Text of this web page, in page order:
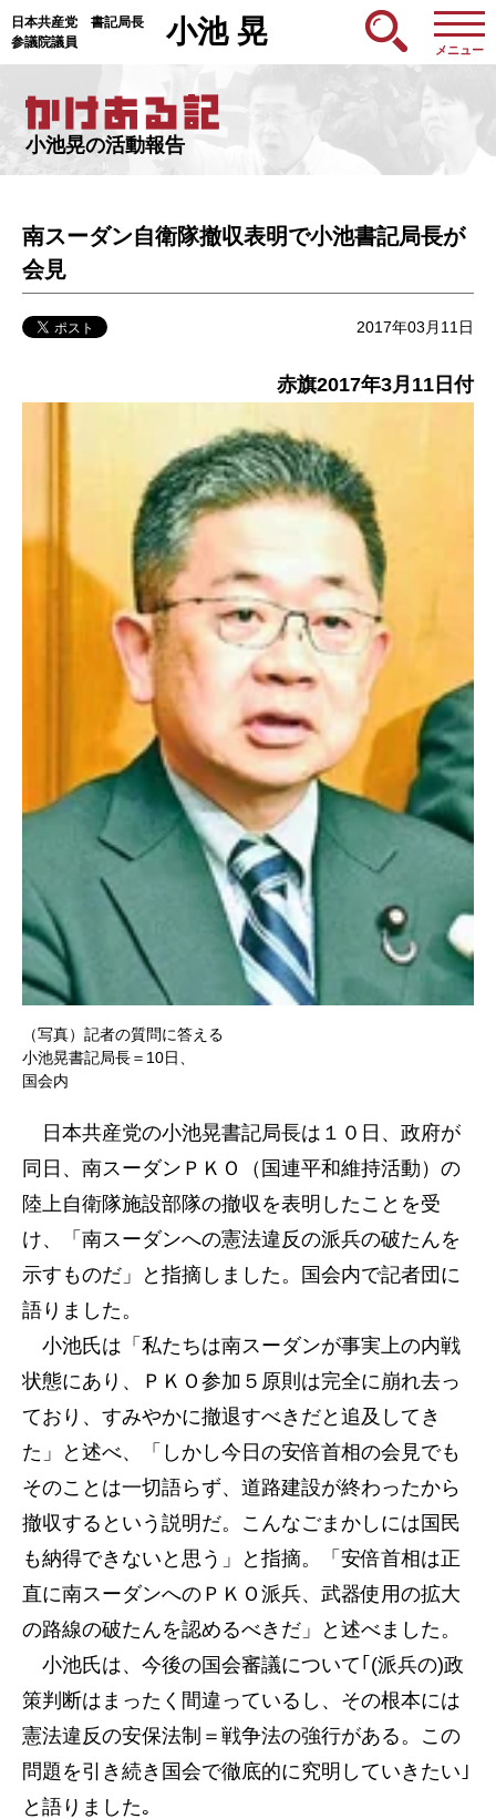
日本共産党 書記局長
参議院議員
小池 晃
メニュー
小池晃の活動報告
南スーダン自衛隊撤収表明で小池書記局長が
会見
2017年03月11日
赤旗2017年3月11日付
（写真）記者の質問に答える
小池晃書記局長＝10日、
国会内
日本共産党の小池晃書記局長は１０日、政府が
同日、南スーダンＰＫＯ（国連平和維持活動）の
陸上自衛隊施設部隊の撤収を表明したことを受
け、「南スーダンへの憲法違反の派兵の破たんを
示すものだ」と指摘しました。国会内で記者団に
語りました。
小池氏は「私たちは南スーダンが事実上の内戦
状態にあり、ＰＫＯ参加５原則は完全に崩れ去っ
ており、すみやかに撤退すべきだと追及してき
た」と述べ、「しかし今日の安倍首相の会見でも
そのことは一切語らず、道路建設が終わったから
撤収するという説明だ。こんなごまかしには国民
も納得できないと思う」と指摘。「安倍首相は正
直に南スーダンへのＰＫＯ派兵、武器使用の拡大
の路線の破たんを認めるべきだ」と述べました。
小池氏は、今後の国会審議について｢(派兵の)政
策判断はまったく間違っているし、その根本には
憲法違反の安保法制＝戦争法の強行がある。この
問題を引き続き国会で徹底的に究明していきたい｣
と語りました｡